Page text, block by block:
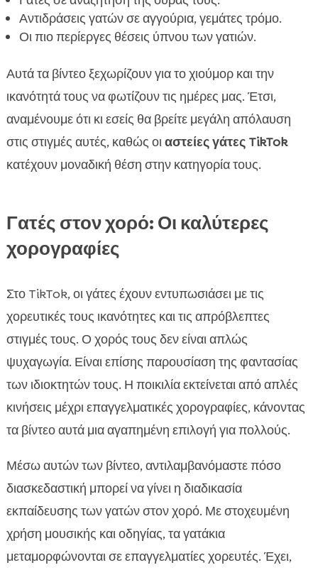
Αντιδράσεις γατών σε αγγούρια, γεμάτες τρόμο.
Οι πιο περίεργες θέσεις ύπνου των γατιών.
Αυτά τα βίντεο ξεχωρίζουν για το χιούμορ και την
ικανότητά τους να φωτίζουν τις ημέρες μας. Έτσι,
αναμένουμε ότι κι εσείς θα βρείτε μεγάλη απόλαυση
στις στιγμές αυτές, καθώς οιαστείες γάτες TikTok
κατέχουν μοναδική θέση στην κατηγορία τους.
Γατές στον χορό: Οι καλύτερες
χορογραφίες
Στο TikTok, οι γάτες έχουν εντυπωσιάσει με τις
χορευτικές τους ικανότητες και τις απρόβλεπτες
στιγμές τους. Ο χορός τους δεν είναι απλώς
ψυχαγωγία. Είναι επίσης παρουσίαση της φαντασίας
των ιδιοκτητών τους. Η ποικιλία εκτείνεται από απλές
κινήσεις μέχρι επαγγελματικές χορογραφίες, κάνοντας
τα βίντεο αυτά μια αγαπημένη επιλογή για πολλούς.
Μέσω αυτών των βίντεο, αντιλαμβανόμαστε πόσο
διασκεδαστική μπορεί να γίνει η διαδικασία
εκπαίδευσης των γατών στον χορό. Με στοχευμένη
χρήση μουσικής και οδηγίας, τα γατάκια
μεταμορφώνονται σε επαγγελματίες χορευτές. Έχει,